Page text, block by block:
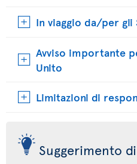
In viaggio da/per gli
Avviso importante
Unito
Limitazioni di
Suggerimento